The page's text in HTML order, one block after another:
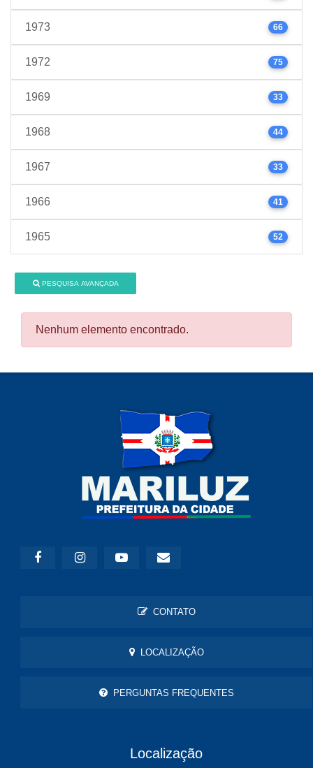
1973 66
1972 75
1969 33
1968 44
1967 33
1966 41
1965 52
PESQUISA AVANÇADA
Nenhum elemento encontrado.
CONTATO
LOCALIZAÇÃO
PERGUNTAS FREQUENTES
Localização